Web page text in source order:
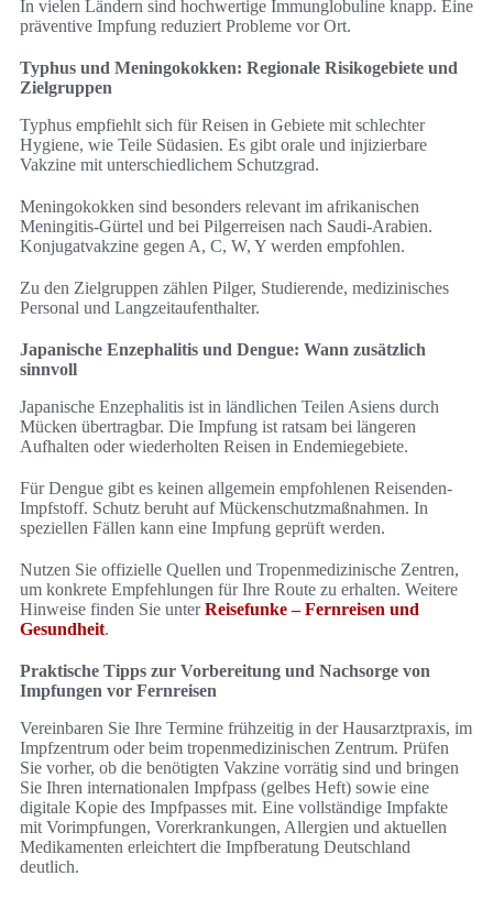
In vielen Ländern sind hochwertige Immunglobuline knapp. Eine
präventive Impfung reduziert Probleme vor Ort.
Typhus und Meningokokken: Regionale Risikogebiete und
Zielgruppen
Typhus empfiehlt sich für Reisen in Gebiete mit schlechter
Hygiene, wie Teile Südasien. Es gibt orale und injizierbare
Vakzine mit unterschiedlichem Schutzgrad.
Meningokokken sind besonders relevant im afrikanischen
Meningitis-Gürtel und bei Pilgerreisen nach Saudi-Arabien.
Konjugatvakzine gegen A, C, W, Y werden empfohlen.
Zu den Zielgruppen zählen Pilger, Studierende, medizinisches
Personal und Langzeitaufenthalter.
Japanische Enzephalitis und Dengue: Wann zusätzlich
sinnvoll
Japanische Enzephalitis ist in ländlichen Teilen Asiens durch
Mücken übertragbar. Die Impfung ist ratsam bei längeren
Aufhalten oder wiederholten Reisen in Endemiegebiete.
Für Dengue gibt es keinen allgemein empfohlenen Reisenden-
Impfstoff. Schutz beruht auf Mückenschutzmaßnahmen. In
speziellen Fällen kann eine Impfung geprüft werden.
Nutzen Sie offizielle Quellen und Tropenmedizinische Zentren,
um konkrete Empfehlungen für Ihre Route zu erhalten. Weitere
Hinweise finden Sie unterReisefunke – Fernreisen und
Gesundheit.
Praktische Tipps zur Vorbereitung und Nachsorge von
Impfungen vor Fernreisen
Vereinbaren Sie Ihre Termine frühzeitig in der Hausarztpraxis, im
Impfzentrum oder beim tropenmedizinischen Zentrum. Prüfen
Sie vorher, ob die benötigten Vakzine vorrätig sind und bringen
Sie Ihren internationalen Impfpass (gelbes Heft) sowie eine
digitale Kopie des Impfpasses mit. Eine vollständige Impfakte
mit Vorimpfungen, Vorerkrankungen, Allergien und aktuellen
Medikamenten erleichtert die Impfberatung Deutschland
deutlich.